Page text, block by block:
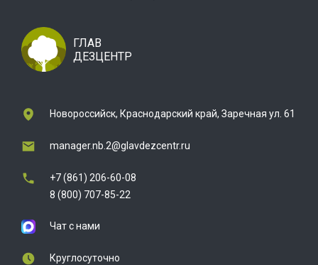
ГЛАВ
ДЕЗЦЕНТР
Новороссийск, Краснодарский край, Заречная ул. 61
manager.nb.2@glavdezcentr.ru
+7 (861) 206-60-08
8 (800) 707-85-22
Чат с нами
Круглосуточно